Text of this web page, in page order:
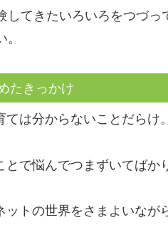
してきたいろいろをつづ
たきっかけ
ては分からないことだらけ。
とで悩んでつまずいてばか
ットの世界をさまよいなが